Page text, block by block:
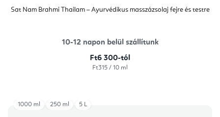
Sat Nam Brahmi Thailam – Ayurvédikus masszázsolaj fejre és testre
10-12 napon belül szállítunk
Ft6 300-tól
Egységár:
Ft315 / 10 ml
1000 ml 250 ml 5 L